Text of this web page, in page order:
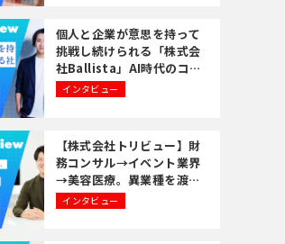
個人と企業が意思を持って
挑戦し続けられる「株式会
社Ballista」AI時代のコン
サルに求められる4Gバリュ
ーとPolaxis、ConStepの
インタビュー
【株式会社トリビュー】財
務コンサル→イベント業界
→美容医療。異業種を渡り
歩いた井上翔太さんが語
る、「経験を活かす転職」
インタビュー